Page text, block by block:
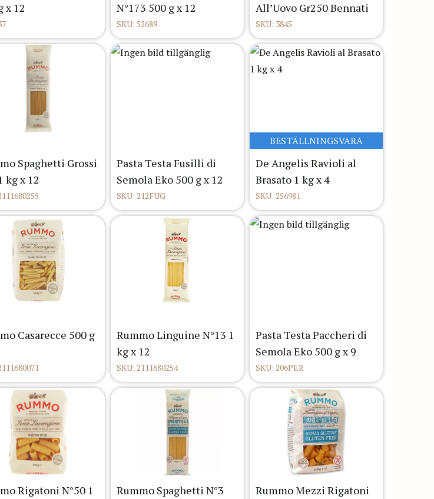
x 12
N°173 500 g x 12
SKU: 52689
All’Uovo Gr250 Bennati
SKU: 3845
Spaghetti Grossi
kg x 12
Pasta Testa Fusilli di
Semola Eko 500 g x 12
SKU: 212FUG
BESTÄLLNINGSVARA
De Angelis Ravioli al
Brasato 1 kg x 4
SKU: 256981
Casarecce 500 g
Rummo Linguine N°13 1
kg x 12
SKU: 2111680254
Pasta Testa Paccheri di
Semola Eko 500 g x 9
SKU: 206PER
Rigatoni N°50 1
Rummo Spaghetti N°3
Rummo Mezzi Rigatoni